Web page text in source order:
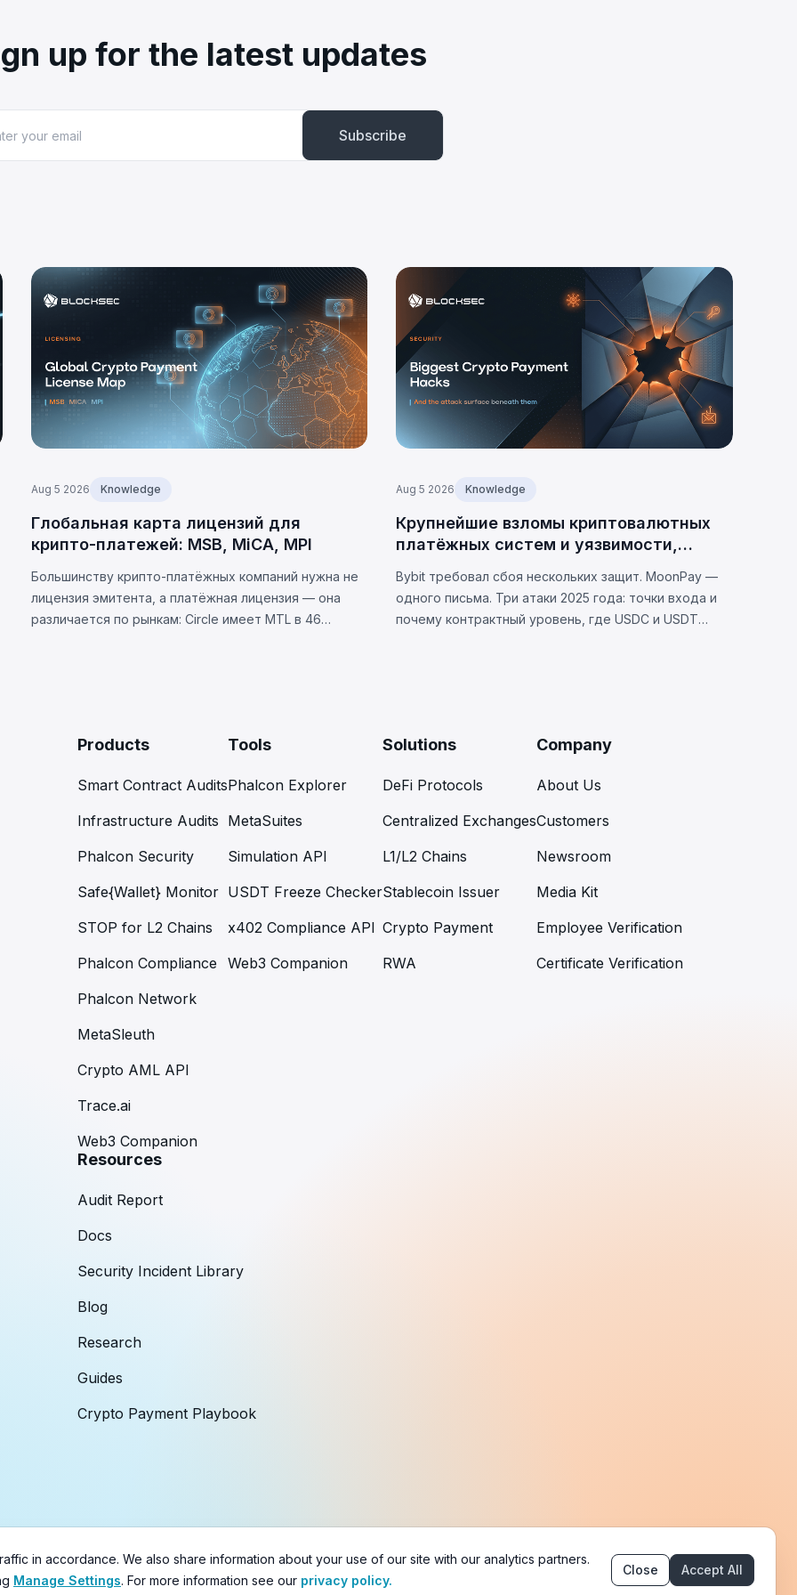
up for the latest updates
Subscribe
Aug 5 2026 Knowledge
Глобальная карта лицензий для
крипто-платежей: MSB, MiCA, MPI
Большинству крипто-платёжных компаний нужна не
лицензия эмитента, а платёжная лицензия — она
различается по рынкам: Circle имеет MTL в 46
Aug 5 2026 Knowledge
Крупнейшие взломы криптовалютных
платёжных систем и уязвимости,
Bybit требовал сбоя нескольких защит. MoonPay —
одного письма. Три атаки 2025 года: точки входа и
почему контрактный уровень, где USDC и USDT
Products
Smart Contract Audits
Infrastructure Audits
Phalcon Security
Safe{Wallet} Monitor
STOP for L2 Chains
Phalcon Compliance
Phalcon Network
MetaSleuth
Crypto AML API
Trace.ai
Web3 Companion
Tools
Phalcon Explorer
MetaSuites
Simulation API
USDT Freeze Checker
x402 Compliance API
Web3 Companion
Solutions
DeFi Protocols
Centralized Exchanges
L1/L2 Chains
Stablecoin Issuer
Crypto Payment
RWA
Company
About Us
Customers
Newsroom
Media Kit
Employee Verification
Certificate Verification
Resources
Audit Report
Docs
Security Incident Library
Blog
Research
Guides
Crypto Payment Playbook
& Disclaimer email X TelegramYouTubeLinkedinGitHub
in accordance. We also share information about your use of our site with our analytics partners.
Manage Settings. For more information see our privacy policy.
Close Accept All